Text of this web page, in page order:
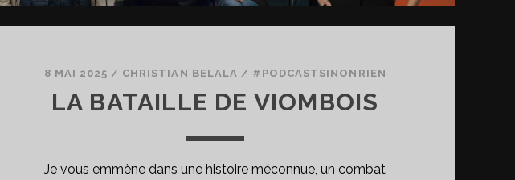
8 MAI 2025 / CHRISTIAN BELALA / #PODCASTSINONRIEN
LA BATAILLE DE VIOMBOIS
Je vous emmène dans une histoire méconnue, un combat